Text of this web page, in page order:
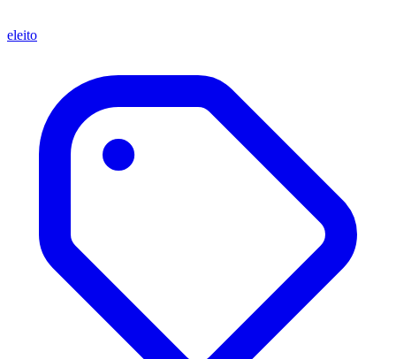
eleito